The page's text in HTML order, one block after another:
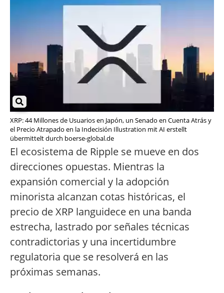
XRP: 44 Millones de Usuarios en Japón, un Senado en Cuenta Atrás y
el Precio Atrapado en la Indecisión Illustration mit AI erstellt
übermittelt durch boerse-global.de
El ecosistema de Ripple se mueve en dos
direcciones opuestas. Mientras la
expansión comercial y la adopción
minorista alcanzan cotas históricas, el
precio de XRP languidece en una banda
estrecha, lastrado por señales técnicas
contradictorias y una incertidumbre
regulatoria que se resolverá en las
próximas semanas.